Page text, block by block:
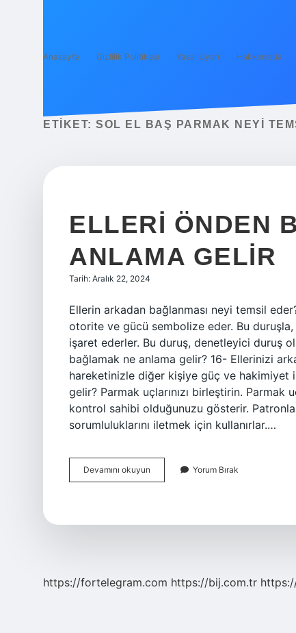
Anasayfa Gizlilik Politikası Yasal Uyarı Hakkımızda
ETIKET: SOL EL BAŞ PARMAK NEYI
ELLERI ÖNDEN
ANLAMA GELIR
Tarih: Aralık 22, 2024
Ellerin arkadan bağlanması neyi temsil
otorite ve gücü sembolize eder. Bu
işaret ederler. Bu duruş, denetleyici duruş
bağlamak ne anlama gelir? 16- Ellerinizi
hareketinizle diğer kişiye güç ve hakimiyet
gelir? Parmak uçlarınızı birleştirin. Parmak
kontrol sahibi olduğunuzu gösterir.
sorumluluklarını iletmek için kullanırlar.…
Devamını okuyun
Önden
Yorum Bırak
https://fortelegram.com https://bij.com.tr